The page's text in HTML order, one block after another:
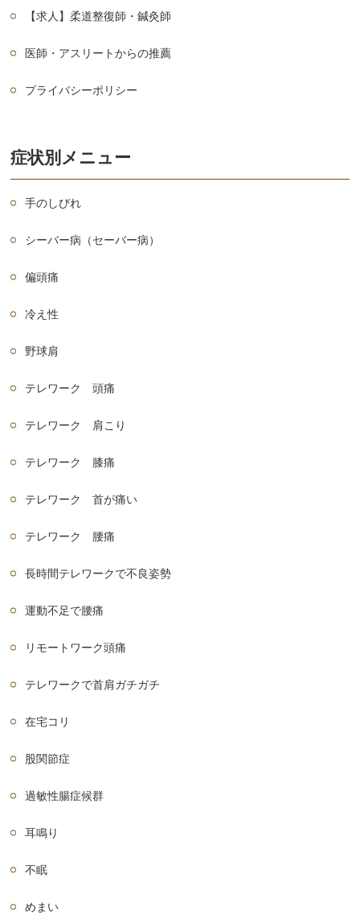
【求人】柔道整復師・鍼灸師
医師・アスリートからの推薦
プライバシーポリシー
症状別メニュー
手のしびれ
シーバー病（セーバー病）
偏頭痛
冷え性
野球肩
テレワーク 頭痛
テレワーク 肩こり
テレワーク 膝痛
テレワーク 首が痛い
テレワーク 腰痛
長時間テレワークで不良姿勢
運動不足で腰痛
リモートワーク頭痛
テレワークで首肩ガチガチ
在宅コリ
股関節症
過敏性腸症候群
耳鳴り
不眠
めまい